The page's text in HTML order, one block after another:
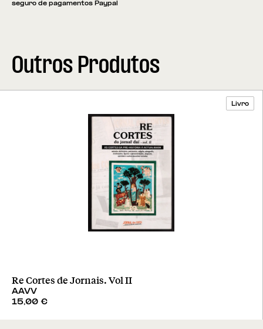
seguro de pagamentos Paypal
Outros Produtos
Livro
Re Cortes de Jornais. Vol II
AAVV
15,00 €